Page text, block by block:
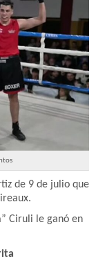
de 9 de julio que
Ciruli le ganó en